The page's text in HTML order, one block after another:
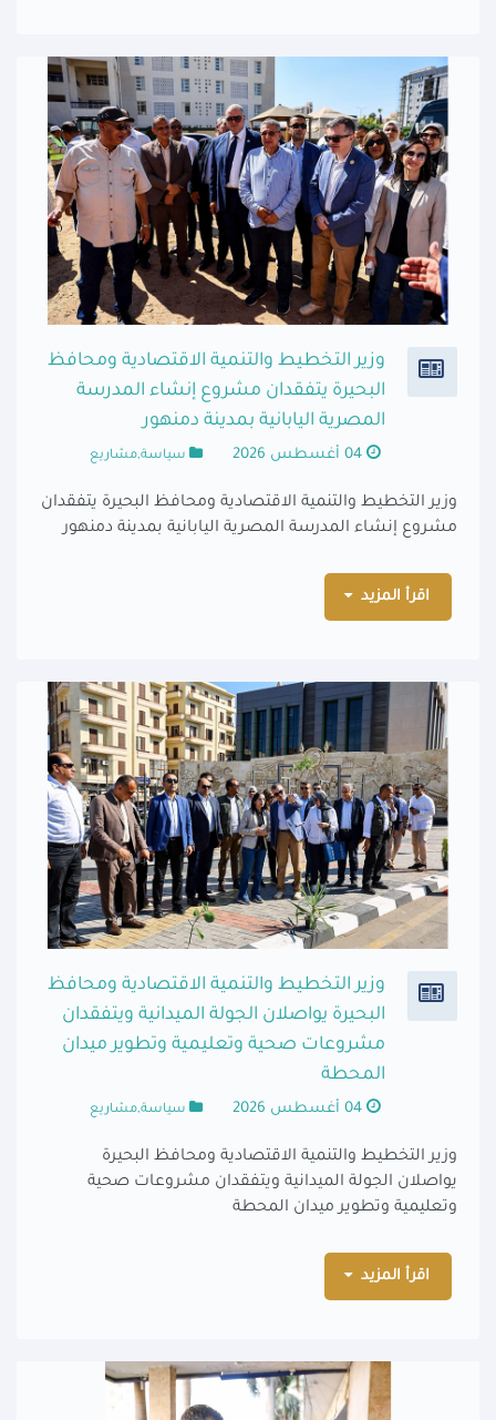
وزير التخطيط والتنمية الاقتصادية ومحافظ
البحيرة يتفقدان مشروع إنشاء المدرسة
المصرية اليابانية بمدينة دمنهور
04 أغسطس 2026 سياسة,مشاريع
وزير التخطيط والتنمية الاقتصادية ومحافظ البحيرة يتفقدان
مشروع إنشاء المدرسة المصرية اليابانية بمدينة دمنهور
اقرأ المزيد
وزير التخطيط والتنمية الاقتصادية ومحافظ
البحيرة يواصلان الجولة الميدانية ويتفقدان
مشروعات صحية وتعليمية وتطوير ميدان
المحطة
04 أغسطس 2026 سياسة,مشاريع
وزير التخطيط والتنمية الاقتصادية ومحافظ البحيرة
يواصلان الجولة الميدانية ويتفقدان مشروعات صحية
وتعليمية وتطوير ميدان المحطة
اقرأ المزيد